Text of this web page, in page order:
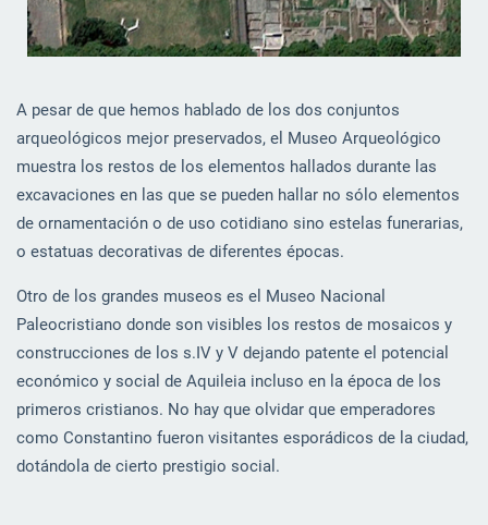
A pesar de que hemos hablado de los dos conjuntos
arqueológicos mejor preservados, el Museo Arqueológico
muestra los restos de los elementos hallados durante las
excavaciones en las que se pueden hallar no sólo elementos
de ornamentación o de uso cotidiano sino estelas funerarias,
o estatuas decorativas de diferentes épocas.
Otro de los grandes museos es el Museo Nacional
Paleocristiano donde son visibles los restos de mosaicos y
construcciones de los s.IV y V dejando patente el potencial
económico y social de Aquileia incluso en la época de los
primeros cristianos. No hay que olvidar que emperadores
como Constantino fueron visitantes esporádicos de la ciudad,
dotándola de cierto prestigio social.